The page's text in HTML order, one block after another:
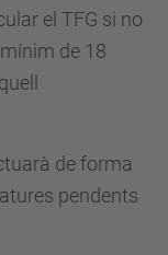
el TFG si no
de 18
de forma
pendents